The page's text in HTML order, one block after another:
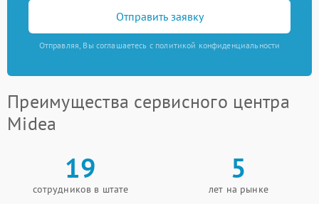
Отправить заявку
Отправляя, Вы соглашаетесь с политикой конфиденциальности
Преимущества сервисного центра
Midea
19
сотрудников в штате
5
лет на рынке